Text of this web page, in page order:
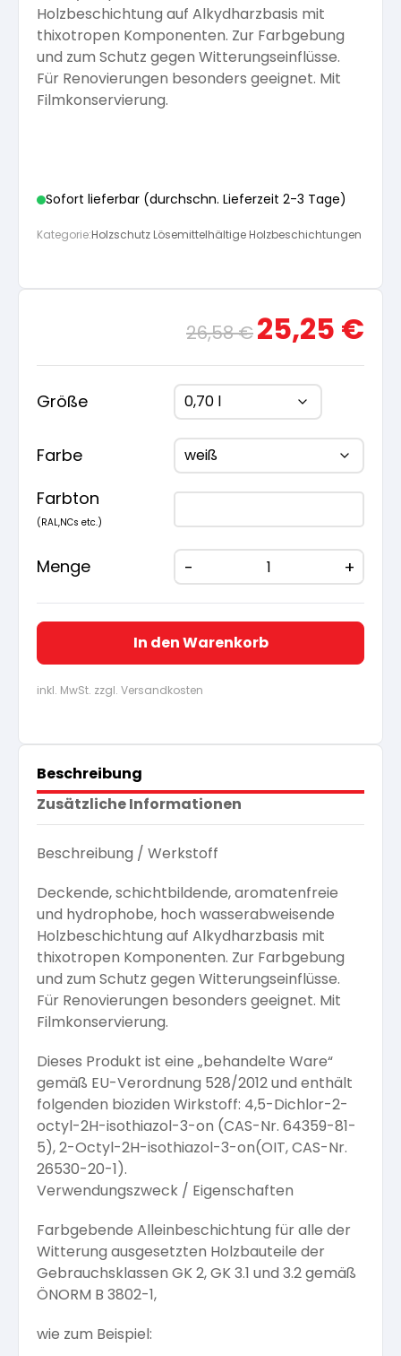
Öle für Außen
Versiegelung für Beton
Kalkfarben
Anti Schimmelfarbe
Latexfarben
Spezialfarben
Silikatfarben
Pflege und Reinigung
Spezialprodukte
Arbeitshandschuhe
Dichtmassen
Pinsel und Bürsten
Holzbeschichtung auf Alkydharzbasis mit
thixotropen Komponenten. Zur Farbgebung
und zum Schutz gegen Witterungseinflüsse.
Für Renovierungen besonders geeignet. Mit
Filmkonservierung.
Sofort lieferbar (durchschn. Lieferzeit 2-3 Tage)
Kategorie:Holzschutz Lösemittelhältige Holzbeschichtungen
26,58€
Ursprünglicher
Preis
war:
26,58 €
25,25 €
ist:
Größe
Farbe
Farbton
(RAL,NCs etc.)
Menge
In den Warenkorb
inkl. MwSt. zzgl. Versandkosten
Beschreibung
Zusätzliche Informationen
Beschreibung / Werkstoff
Deckende, schichtbildende, aromatenfreie
und hydrophobe, hoch wasserabweisende
Holzbeschichtung auf Alkydharzbasis mit
thixotropen Komponenten. Zur Farbgebung
und zum Schutz gegen Witterungseinflüsse.
Für Renovierungen besonders geeignet. Mit
Filmkonservierung.
Dieses Produkt ist eine „behandelte Ware“
gemäß EU-Verordnung 528/2012 und enthält
folgenden bioziden Wirkstoff: 4,5-Dichlor-2-
octyl-2H-isothiazol-3-on (CAS-Nr. 64359-81-
5), 2-Octyl-2H-isothiazol-3-on(OIT, CAS-Nr.
26530-20-1).
Verwendungszweck / Eigenschaften
Farbgebende Alleinbeschichtung für alle der
Witterung ausgesetzten Holzbauteile der
Gebrauchsklassen GK 2, GK 3.1 und 3.2 gemäß
ÖNORM B 3802-1,
wie zum Beispiel: